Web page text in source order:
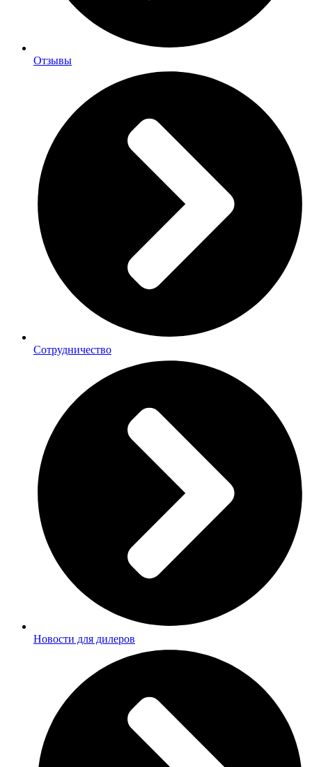
Отзывы
Сотрудничество
Новости для дилеров